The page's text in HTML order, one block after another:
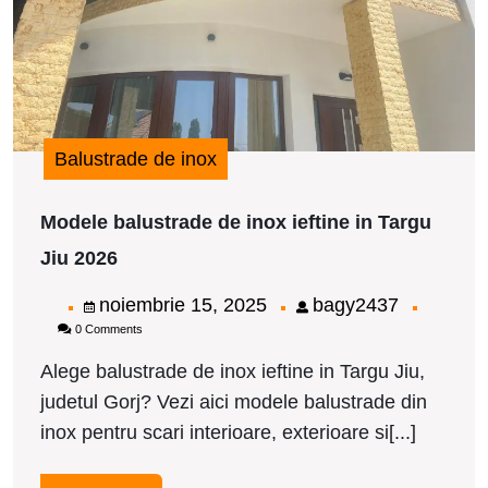
Balustrade de inox
Modele balustrade de inox ieftine in Targu
Jiu 2026
de
inox
ieftine
in
Targu
Jiu
2026
noiembrie 15, 2025noiembrie
2025
bagy2437bagy2437
0 Comments
Alege balustrade de inox ieftine in Targu Jiu,
judetul Gorj? Vezi aici modele balustrade din
inox pentru scari interioare, exterioare si[...]